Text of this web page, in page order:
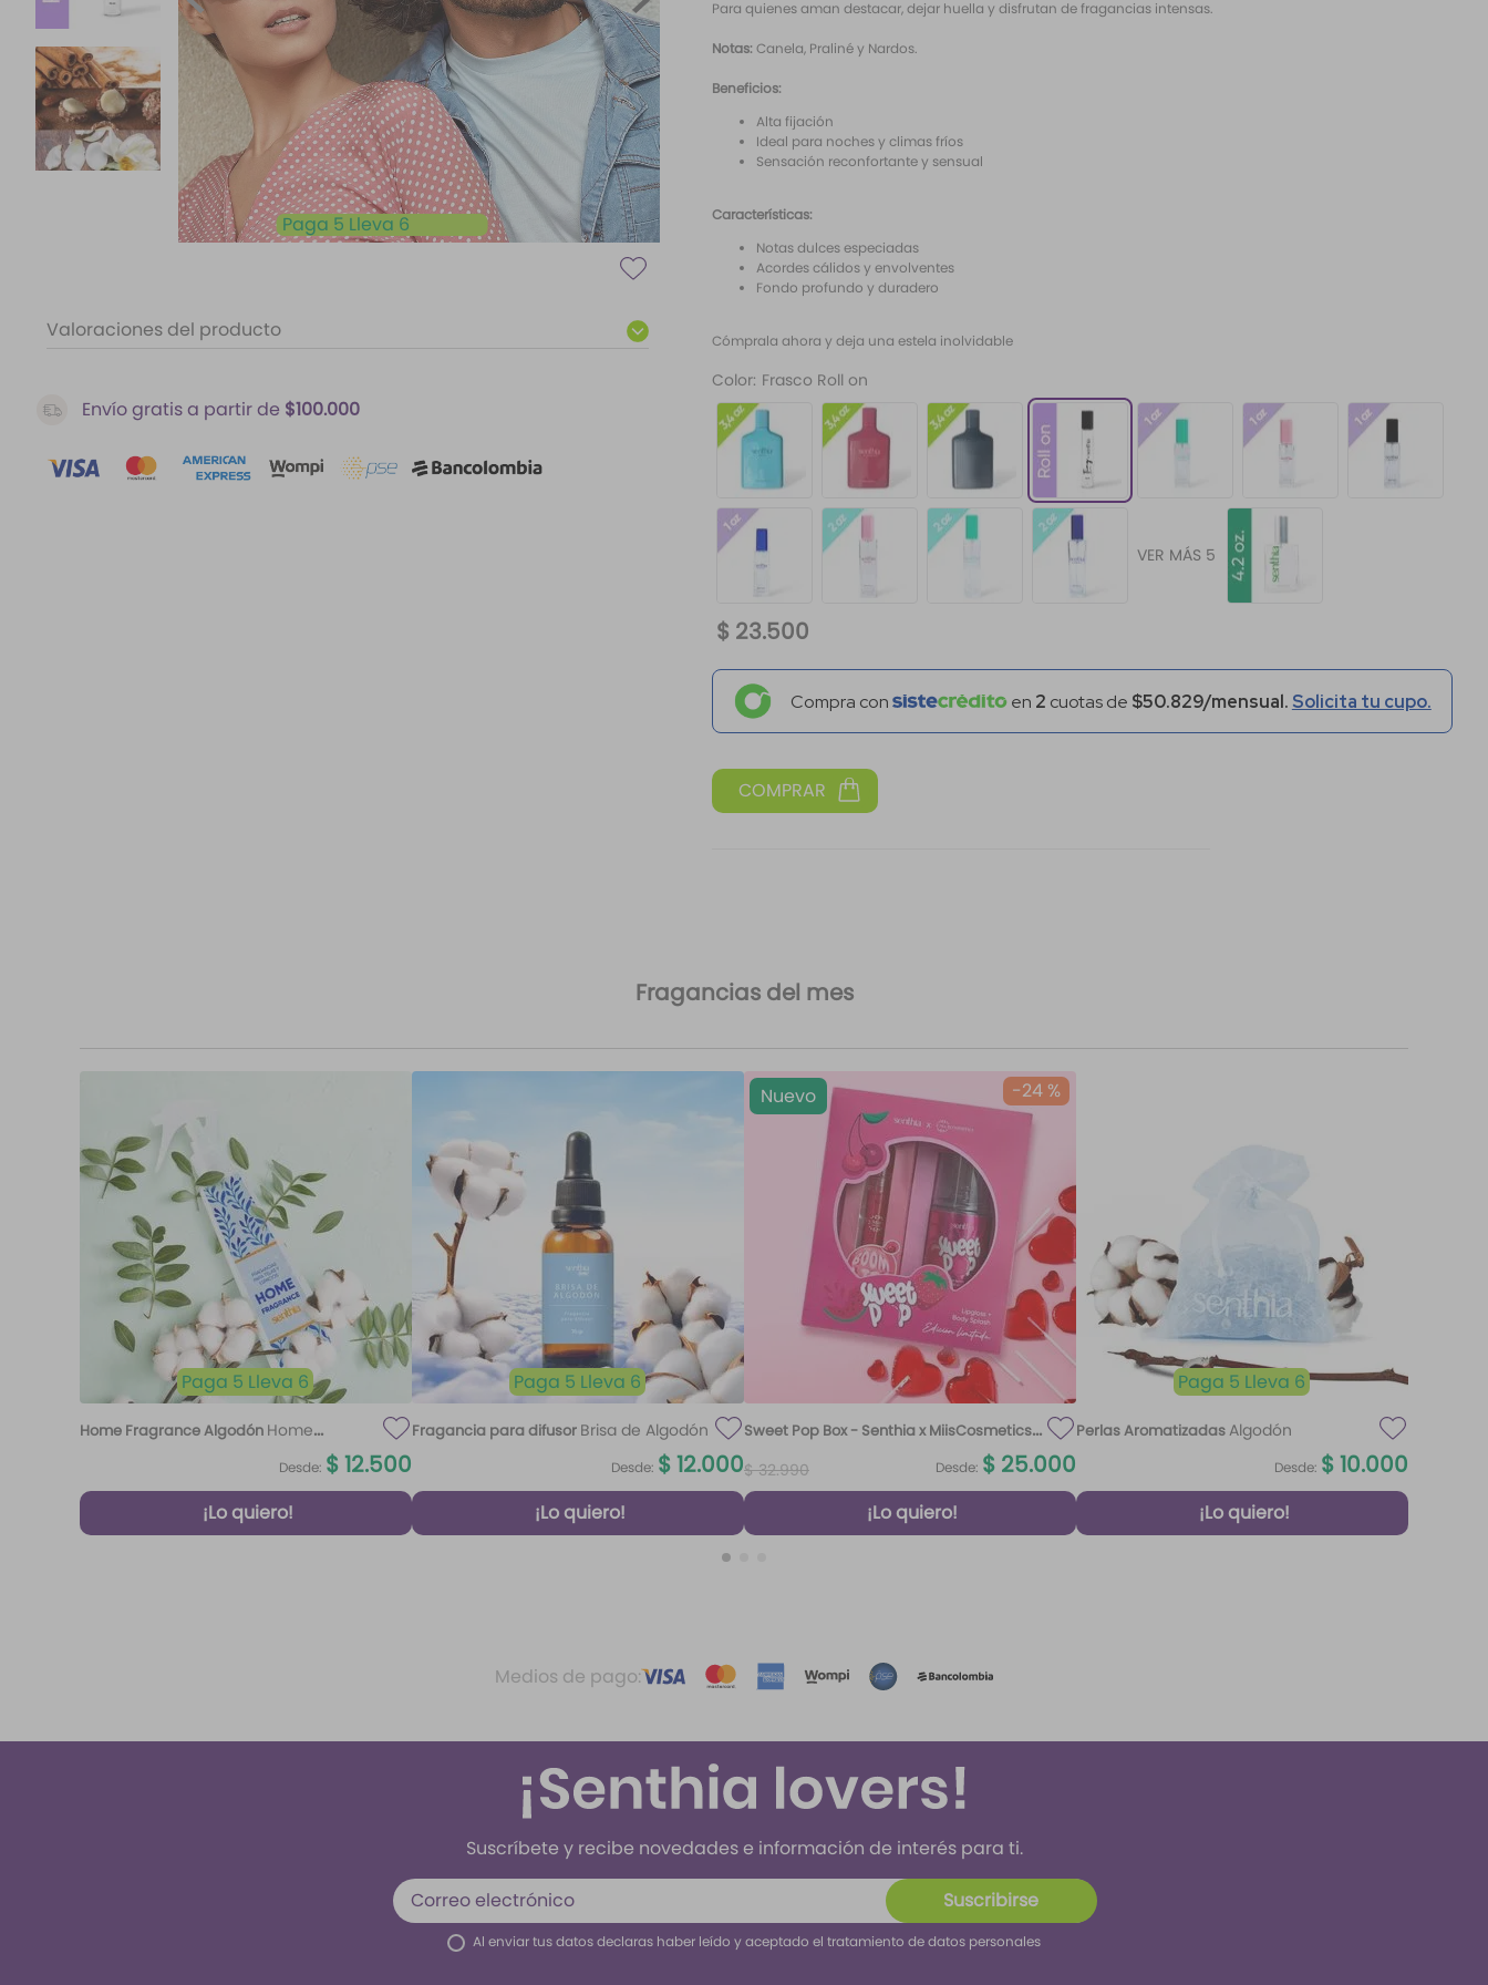
Paga 5 Lleva 6
Valoraciones del producto
Envío gratis a partir de $100.000
Para quienes aman destacar, dejar huella y disfrutan de fragancias intensas.
Notas:Canela, Praliné y Nardos.
Beneficios:
Alta fijación
Ideal para noches y climas fríos
Sensación reconfortante y sensual
Características:
Notas dulces especiadas
Acordes cálidos y envolventes
Fondo profundo y duradero
Cómprala ahora y deja una estela inolvidable
Color: Frasco Roll on
VER MÁS 5
$ 23.500
Compra con en 2 cuotas de $50.829/mensual. Solicita tu cupo.
Fragancias del mes
Paga 5 Lleva 6
Home Fragrance Algodón Home
Desde: $12.500
¡Lo quiero!
Paga 5 Lleva 6
Fragancia para difusor Brisa de Algodón
Desde: $12.000
¡Lo quiero!
-24 %
Nuevo
Sweet Pop Box - Senthia x MiisCosmetics
$ 32.990 Desde: $ 25.000
¡Lo quiero!
Paga 5 Lleva 6
Perlas AromatizadasAlgodón
Desde: $10.000
¡Lo quiero!
Medios de pago:
Suscríbete y recibe novedades e información de interés para ti.
Suscribirse
Al enviar tus datos declaras haber leído y aceptado el tratamiento de datos personales
10. santal 33